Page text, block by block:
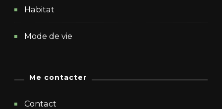
Habitat
Mode de vie
Me contacter
Contact